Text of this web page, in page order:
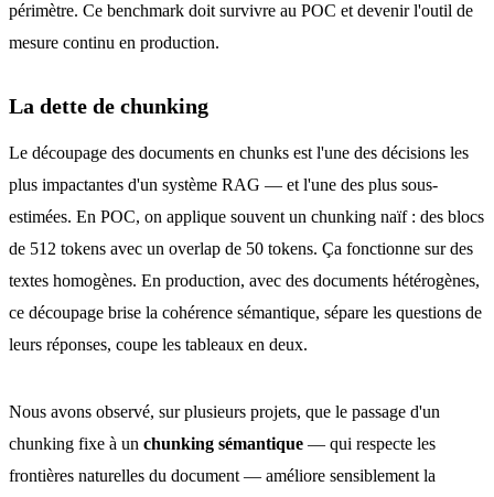
périmètre. Ce benchmark doit survivre au POC et devenir l'outil de
mesure continu en production.
La dette de chunking
Le découpage des documents en chunks est l'une des décisions les
plus impactantes d'un système RAG — et l'une des plus sous-
estimées. En POC, on applique souvent un chunking naïf : des blocs
de 512 tokens avec un overlap de 50 tokens. Ça fonctionne sur des
textes homogènes. En production, avec des documents hétérogènes,
ce découpage brise la cohérence sémantique, sépare les questions de
leurs réponses, coupe les tableaux en deux.
Nous avons observé, sur plusieurs projets, que le passage d'un
chunking fixe à un chunking sémantique — qui respecte les
frontières naturelles du document — améliore sensiblement la